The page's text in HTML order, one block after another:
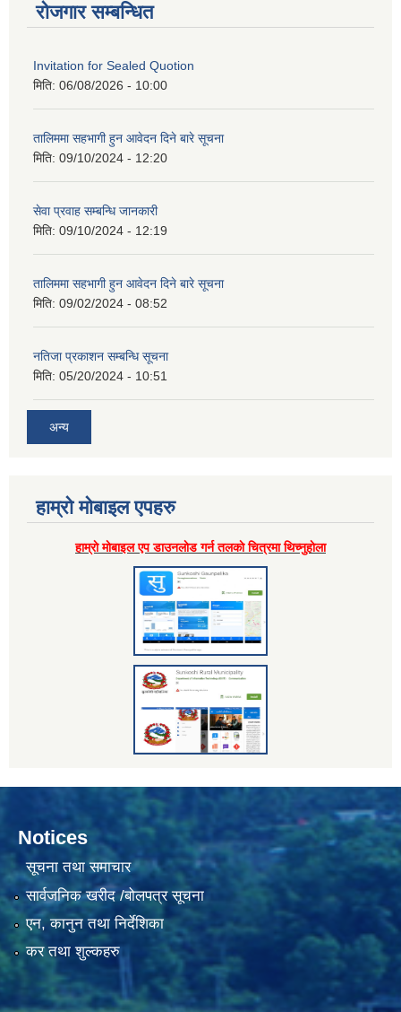
रोजगार सम्बन्धित
Invitation for Sealed Quotion
मिति: 06/08/2026 - 10:00
तालिममा सहभागी हुन आवेदन दिने बारे सूचना
मिति: 09/10/2024 - 12:20
सेवा प्रवाह सम्बन्धि जानकारी
मिति: 09/10/2024 - 12:19
तालिममा सहभागी हुन आवेदन दिने बारे सूचना
मिति: 09/02/2024 - 08:52
नतिजा प्रकाशन सम्बन्धि सूचना
मिति: 05/20/2024 - 10:51
अन्य
हाम्राे माेबाइल एपहरु
हाम्राे माेबाइल एप डाउनलाेड गर्न तलकाे चित्रमा थिच्नुहाेला
Notices
सूचना तथा समाचार
सार्वजनिक खरीद /बोलपत्र सूचना
एन, कानुन तथा निर्देशिका
कर तथा शुल्कहरु